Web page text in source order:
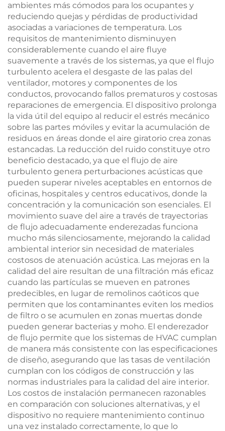
ambientes más cómodos para los ocupantes y
reduciendo quejas y pérdidas de productividad
asociadas a variaciones de temperatura. Los
requisitos de mantenimiento disminuyen
considerablemente cuando el aire fluye
suavemente a través de los sistemas, ya que el flujo
turbulento acelera el desgaste de las palas del
ventilador, motores y componentes de los
conductos, provocando fallos prematuros y costosas
reparaciones de emergencia. El dispositivo prolonga
la vida útil del equipo al reducir el estrés mecánico
sobre las partes móviles y evitar la acumulación de
residuos en áreas donde el aire giratorio crea zonas
estancadas. La reducción del ruido constituye otro
beneficio destacado, ya que el flujo de aire
turbulento genera perturbaciones acústicas que
pueden superar niveles aceptables en entornos de
oficinas, hospitales y centros educativos, donde la
concentración y la comunicación son esenciales. El
movimiento suave del aire a través de trayectorias
de flujo adecuadamente enderezadas funciona
mucho más silenciosamente, mejorando la calidad
ambiental interior sin necesidad de materiales
costosos de atenuación acústica. Las mejoras en la
calidad del aire resultan de una filtración más eficaz
cuando las partículas se mueven en patrones
predecibles, en lugar de remolinos caóticos que
permiten que los contaminantes eviten los medios
de filtro o se acumulen en zonas muertas donde
pueden generar bacterias y moho. El enderezador
de flujo permite que los sistemas de HVAC cumplan
de manera más consistente con las especificaciones
de diseño, asegurando que las tasas de ventilación
cumplan con los códigos de construcción y las
normas industriales para la calidad del aire interior.
Los costos de instalación permanecen razonables
en comparación con soluciones alternativas, y el
dispositivo no requiere mantenimiento continuo
una vez instalado correctamente, lo que lo